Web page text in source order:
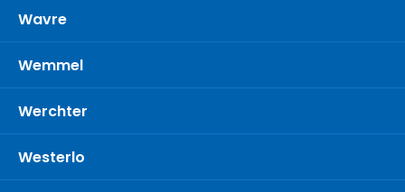
Wavre
Wemmel
Werchter
Westerlo